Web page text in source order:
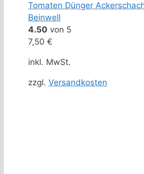
Tomaten Dünger
Beinwell
4.50 von 5
7,50 €
inkl. MwSt.
zzgl. Versandkosten